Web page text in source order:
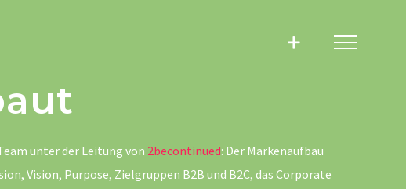
unter der Leitung von 2becontinued: Der Markenaufbau
Vision, Purpose, Zielgruppen B2B und B2C, das Corporate